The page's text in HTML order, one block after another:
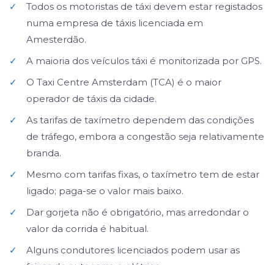
✓
Todos os motoristas de táxi devem estar registados
numa empresa de táxis licenciada em
Amesterdão.
✓
A maioria dos veículos táxi é monitorizada por GPS.
✓
O Taxi Centre Amsterdam (TCA) é o maior
operador de táxis da cidade.
✓
As tarifas de taxímetro dependem das condições
de tráfego, embora a congestão seja relativamente
branda.
✓
Mesmo com tarifas fixas, o taxímetro tem de estar
ligado; paga-se o valor mais baixo.
✓
Dar gorjeta não é obrigatório, mas arredondar o
valor da corrida é habitual.
✓
Alguns condutores licenciados podem usar as